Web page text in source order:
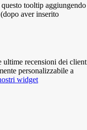
tooltip aggiungendo
aver inserito
ultime recensioni dei
personalizzabile a
widget